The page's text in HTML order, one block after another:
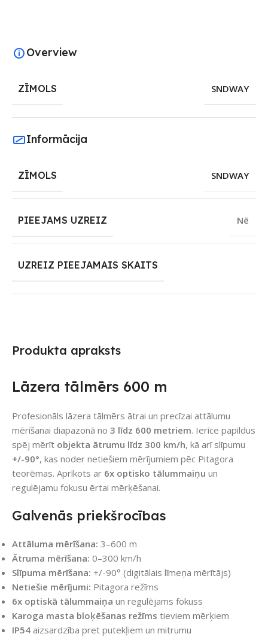
Produkta apraksts
Lāzera tālmērs 600 m
Profesionāls lāzera tālmērs ātrai un precīzai attālumu
mērīšanai diapazonā no 3 līdz 600 metriem. Ierīce papildus
spēj mērīt objekta ātrumu līdz 300 km/h, kā arī slīpumu
+/-90°, kas noder netiešiem mērījumiem pēc Pitagora
teorēmas. Aprīkots ar 6x optisko tālummaiņu un
regulējamu fokusu ērtai mērķēšanai.
Galvenās priekšrocības
Attāluma mērīšana: 3–600 m
Ātruma mērīšana: 0–300 km/h
Slīpuma mērīšana: +/-90° (digitālais līmeņa mērītājs)
Netiešie mērījumi: Pitagora režīms
6x optiskā tālummaiņa un regulējams fokuss
Karoga masta bloķēšanas režīms tieviem mērķiem
IP54 aizsardzība pret putekļiem un mitrumu
Overview
ZĪMOLS SNDWAY
Informācija
ZĪMOLS SNDWAY
PIEEJAMS UZREIZ Nē
UZREIZ PIEEJAMAIS SKAITS